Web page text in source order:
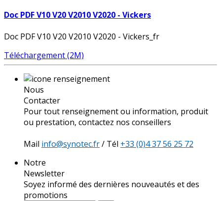
Doc PDF V10 V20 V2010 V2020 - Vickers
Doc PDF V10 V20 V2010 V2020 - Vickers_fr
Téléchargement (2M)
Nous
Contacter
Pour tout renseignement ou information, produit
ou prestation, contactez nos conseillers
Mail info@synotec.fr/ Tél +33 (0)4 37 56 25 72
Notre
Newsletter
Soyez informé des dernières nouveautés et des
promotions